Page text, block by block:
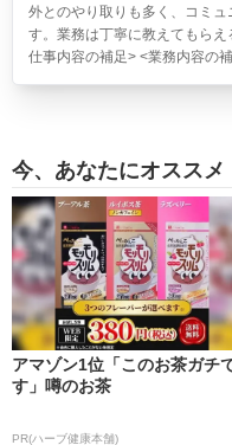
外とのやり取りも多く、コミ
す。業務は丁寧に教えてもら
仕事内容の補足> <業務内容の
今、あなたにオススメ
アマゾン1位「このお茶ガチ
す」噂のお茶
PR(ハーブ健康本舗)